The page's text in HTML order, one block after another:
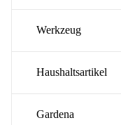
Werkzeug
Haushaltsartikel
Gardena